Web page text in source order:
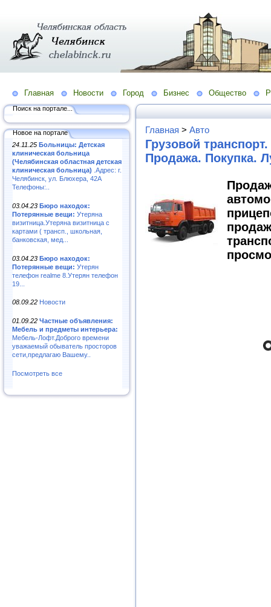
Главная Новости Город Бизнес Общество
Поиск на портале...
Новое на портале
24.11.25 Больницы: Детская
клиническая больница
(Челябинская областная детская
клиническая больница) .Адрес: г.
Челябинск, ул. Блюхера, 42А
Телефоны:..
03.04.23 Бюро находок:
Потерянные вещи: Утеряна
визитница.Утеряна визитница с
картами ( трансп., школьная,
банковская, мед...
03.04.23 Бюро находок:
Потерянные вещи: Утерян
телефон realme 8.Утерян телефон
19...
08.09.22 Новости
01.09.22 Частные объявления:
Мебель и предметы интерьера:
Мебель-Лофт.Доброго времени
уважаемый обыватель просторов
сети,предлагаю Вашему..
Посмотреть все
Главная > Авто
Грузовой
Продажа. Покупка.